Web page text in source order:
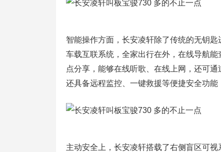
智能操作方面，长安凌轩除了传统的无钥
车载互联系统，全家出行在外，在线导航
点分享，能够在线听歌、在线上网，还可
还具备远程监控、一键救援等便捷安全功能
主动安全上，长安凌轩搭载了右侧盲区可